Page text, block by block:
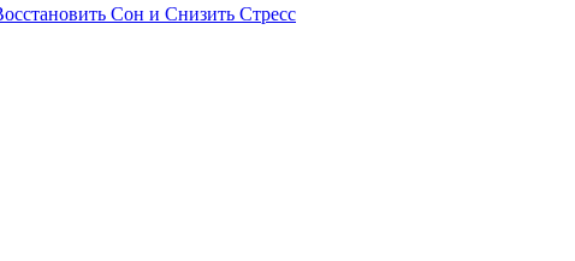
Сон и Снизить Стресс